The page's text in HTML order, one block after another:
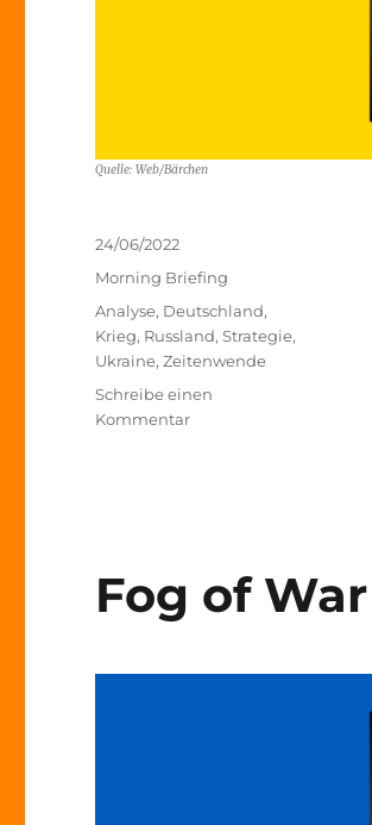
Quelle: Web/Bärchen
Veröffentlicht
24/06/2022
Kategorien
Morning Briefing
Schlagwörter
Analyse, Deutschland,
Krieg, Russland,Strategie,
Ukraine,Zeitenwende
Schreibe einen
Kommentarzu
2022
Fog of War